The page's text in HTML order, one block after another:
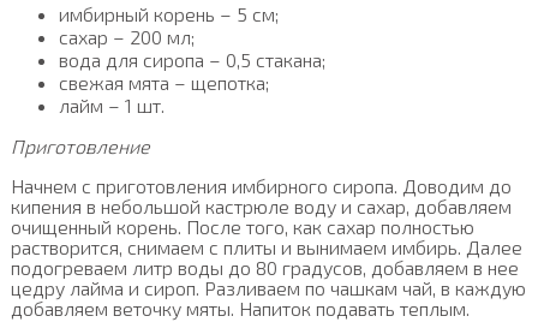
имбирный корень – 5 см;
сахар – 200 мл;
вода для сиропа – 0,5 стакана;
свежая мята – щепотка;
лайм – 1 шт.
Приготовление
Начнем с приготовления имбирного сиропа. Доводим до
кипения в небольшой кастрюле воду и сахар, добавляем
очищенный корень. После того, как сахар полностью
растворится, снимаем с плиты и вынимаем имбирь. Далее
подогреваем литр воды до 80 градусов, добавляем в нее
цедру лайма и сироп. Разливаем по чашкам чай, в каждую
добавляем веточку мяты. Напиток подавать теплым.